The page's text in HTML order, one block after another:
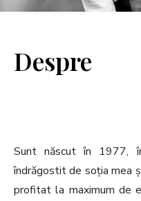
Despre
Sunt născut în 1977,
îndrăgostit de soția mea
profitat la maximum de